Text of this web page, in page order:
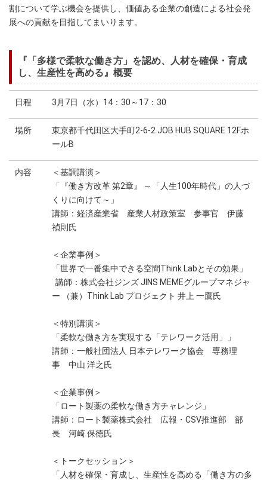
割について学ぶ機会を提供し、価値ある企業の創造による社会発
展への貢献を目指してまいります。
『「多様で柔軟な働き方」を認め、人材を確保・育成
し、生産性を高める』概要
日程 3月7日（水）14：30～17：30
場所
東京都千代田区大手町2-6-2 JOB HUB SQUARE 12Fホ
ールB
内容
＜基調講演＞
「『働き方改革 第2章』 ～「人生100年時代」の人づ
くりに向けて～」
講師：経済産業省 産業人材政策室 参事官 伊藤
禎則氏
＜企業事例＞
「世界で一番集中できる空間Think Labとその効果」
講師：株式会社ジンズ JINS MEMEグループマネジャ
ー （兼）Think Lab プロジェクト 井上 一鷹氏
＜特別講演＞
「柔軟な働き方を実現する「テレワーク活用」」
講師：一般社団法人 日本テレワーク協会 専務理
事 中山 洋之氏
＜企業事例＞
「ロート製薬の柔軟な働き方チャレンジ」
講師：ロート製薬株式会社 広報・CSV推進部 部
長 河崎 保徳氏
＜トークセッション＞
「人材を確保・育成し、生産性を高める「働き方の多